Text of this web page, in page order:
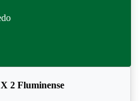
2 Fluminense